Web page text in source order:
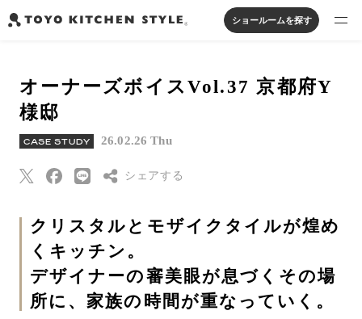
オープンキッチン
アイランドキッチン
ペニンシュラキッチン
セパレートキッチン
並列型キッチン
システムキッチン
家具・照明・タイル
バス・洗面
実例から探す
オンラインストア
お知らせ
ショールームを探す
オーナーズボイスVol.37 京都府Y
様邸
CASE STUDY 26.02.26 Thu
シェアする
Threads
はてなブックマー
ク
クリスタルとモザイクタイルが煌め
くキッチン。
デザイナーの審美眼が息づくその場
所に、家族の時間が重なっていく。